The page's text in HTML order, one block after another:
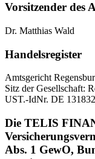
Vorsitzender des
Dr. Matthias Wald
Handelsregister
Amtsgericht
Sitz der Gesellschaft:
UST.-IdNr. DE
Die TELIS
Abs. 1 GewO,